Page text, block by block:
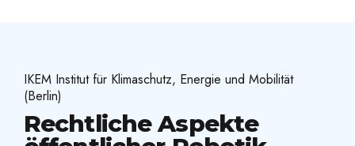
IKEM Institut für Klimaschutz, Energie und Mobilität
(Berlin)
Rechtliche Aspekte